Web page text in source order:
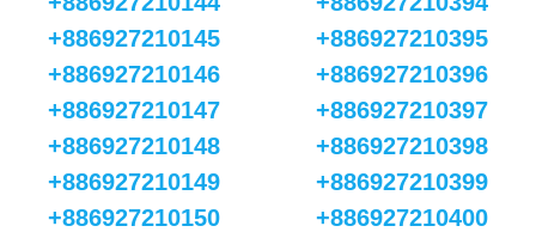
+886927210145
+886927210146
+886927210147
+886927210148
+886927210149
+886927210150
+886927210395
+886927210396
+886927210397
+886927210398
+886927210399
+886927210400